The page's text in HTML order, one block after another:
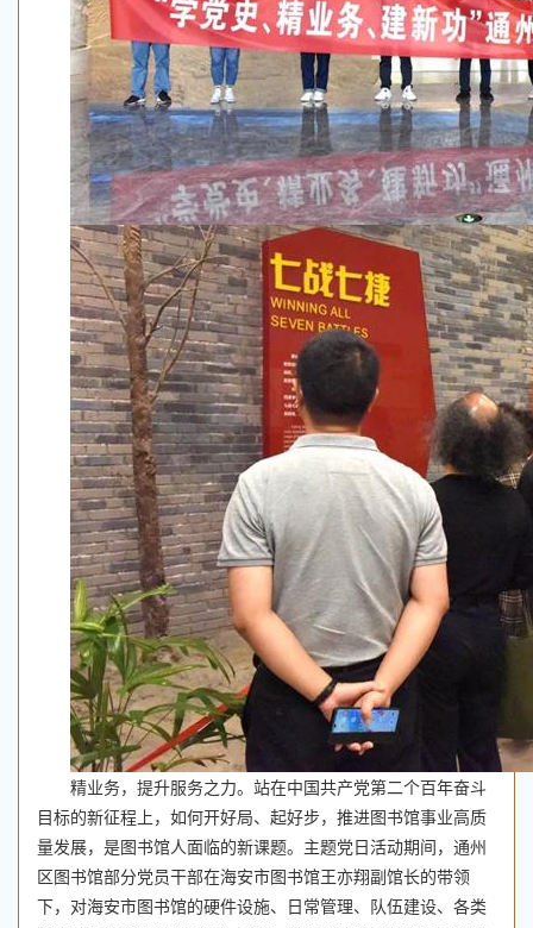
精业务，提升服务之力。站在中国共产党第二个百年奋斗
目标的新征程上，如何开好局、起好步，推进图书馆事业高质
量发展，是图书馆人面临的新课题。主题党日活动期间，通州
区图书馆部分党员干部在海安市图书馆王亦翔副馆长的带领
下，对海安市图书馆的硬件设施、日常管理、队伍建设、各类